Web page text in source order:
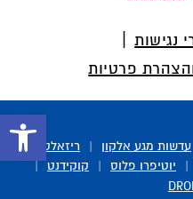
פתח
נגישות
פרטיות
עדשות מגע אלקון ריזאלטס
|
יוטיפרו פלוס קוקידנט